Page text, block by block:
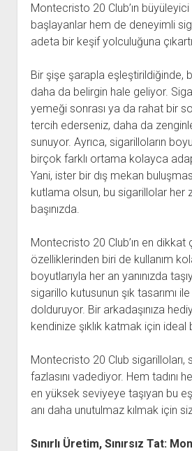
Montecristo 20 Club’ın
başlayanlar hem de deneyimli
adeta bir keşif yolculuğuna
Bir şişe şarapla eşleştirildiğinde,
daha da belirgin hale geliyor.
yemeği sonrası ya da rahat bir
tercih ederseniz, daha da
sunuyor. Ayrıca, sigarilloların
birçok farklı ortama kolayca
Yani, ister bir dış mekan
kutlama olsun, bu sigarillolar her
başınızda.
Montecristo 20 Club’ın en dikkat
özelliklerinden biri de kullanım
boyutlarıyla her an yanınızda
sigarillo kutusunun şık tasarımı
dolduruyor. Bir arkadaşınıza
kendinize şıklık katmak için ideal
Montecristo 20 Club sigarilloları,
fazlasını vadediyor. Hem tadını
en yüksek seviyeye taşıyan bu
anı daha unutulmaz kılmak için
Sınırlı Üretim, Sınırsız Tat: